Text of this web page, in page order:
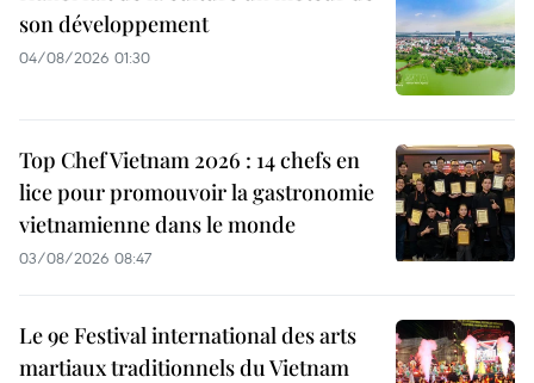
son développement
04/08/2026 01:30
Top Chef Vietnam 2026 : 14 chefs en
lice pour promouvoir la gastronomie
vietnamienne dans le monde
03/08/2026 08:47
Le 9e Festival international des arts
martiaux traditionnels du Vietnam